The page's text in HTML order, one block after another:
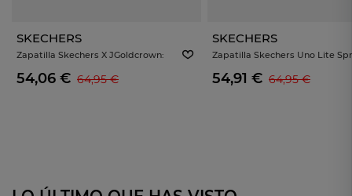
SKECHERS
Zapatilla Skechers X JGoldcrown:
Uno Lite Negra
54,06 € 64,95 €
SKECHERS
Zapatilla Skechers Uno Lite
The Love Blanca 314064l-Wmn
54,91 € 64,95 €